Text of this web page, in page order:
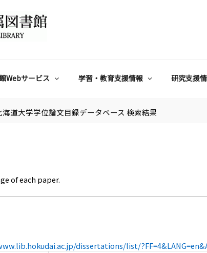
Webサービス 学習・教育支援情報 研究支援
海道大学学位論文目録データベース 検索結果
of each paper.
dissertations/list/